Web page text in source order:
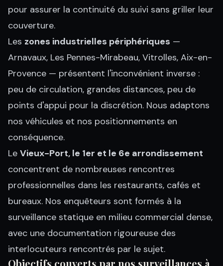
pour assurer la continuité du suivi sans griller leur
couverture.
Les zones industrielles périphériques —
Arnavaux, Les Pennes-Mirabeau, Vitrolles, Aix-en-
Provence — présentent l'inconvénient inverse :
peu de circulation, grandes distances, peu de
points d'appui pour la discrétion. Nous adaptons
nos véhicules et nos positionnements en
conséquence.
Le Vieux-Port, le 1er et le 6e arrondissement
concentrent de nombreuses rencontres
professionnelles dans les restaurants, cafés et
bureaux. Nos enquêteurs sont formés à la
surveillance statique en milieu commercial dense,
avec une documentation rigoureuse des
interlocuteurs rencontrés par le sujet.
Objectifs couverts par nos surveillances à